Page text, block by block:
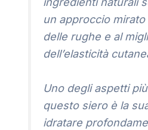
un approccio
delle rughe e al
dell’elasticità
Uno degli aspetti
questo siero è la
idratare